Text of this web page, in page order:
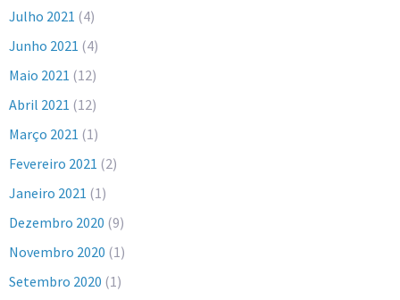
Julho 2021 (4)
Junho 2021 (4)
Maio 2021 (12)
Abril 2021 (12)
Março 2021 (1)
Fevereiro 2021 (2)
Janeiro 2021 (1)
Dezembro 2020 (9)
Novembro 2020 (1)
Setembro 2020 (1)